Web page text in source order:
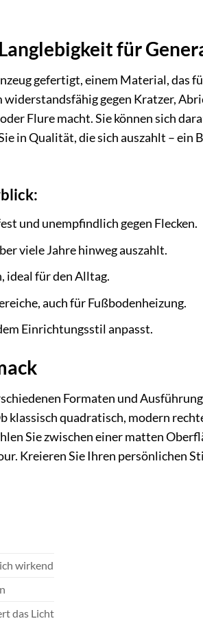
für
gefertigt, einem Material, das
gegen Kratzer,
Flure macht. Sie können sich
in Qualität, die sich auszahlt – ein
und unempfindlich gegen Flecken.
viele Jahre hinweg auszahlt.
ideal für den Alltag.
auch für Fußbodenheizung.
Einrichtungsstil anpasst.
Formaten und
klassisch quadratisch, modern
Sie zwischen einer matten
Kreieren Sie Ihren persönlichen
wirkend
das Licht